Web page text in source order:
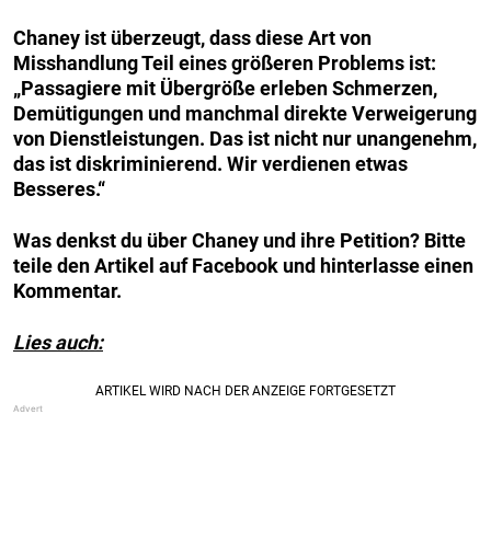
Chaney ist überzeugt, dass diese Art von
Misshandlung Teil eines größeren Problems ist:
„Passagiere mit Übergröße erleben Schmerzen,
Demütigungen und manchmal direkte Verweigerung
von Dienstleistungen. Das ist nicht nur unangenehm,
das ist diskriminierend. Wir verdienen etwas
Besseres.“
Was denkst du über Chaney und ihre Petition? Bitte
teile den Artikel auf Facebook und hinterlasse einen
Kommentar.
Lies auch: